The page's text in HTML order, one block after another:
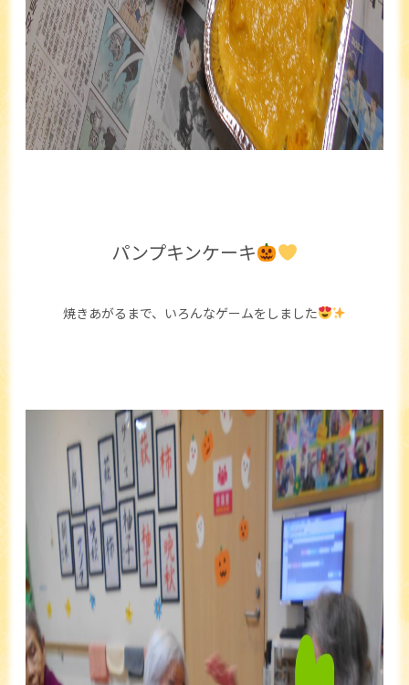
パンプキンケーキ
焼きあがるまで、いろんなゲームをしました